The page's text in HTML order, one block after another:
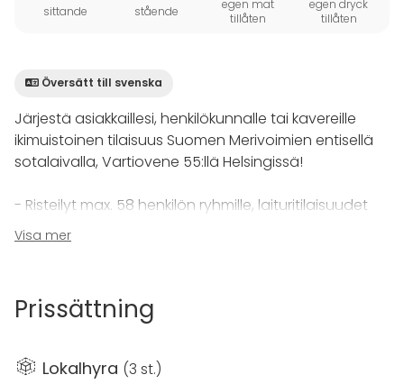
sittande stående
egen mat
tillåten
egen dryck
tillåten
Översätt till svenska
Järjestä asiakkaillesi, henkilökunnalle tai kavereille
ikimuistoinen tilaisuus Suomen Merivoimien entisellä
sotalaivalla, Vartiovene 55:llä Helsingissä!
- Risteilyt max. 58 henkilön ryhmille, laituritilaisuudet
isommillekin ryhmille.
- Iso sauna (laudetila 15 hlöä) ja kokoustilat (2
käytössä, uintimahdollisuus ympäri vuoden
- Nopea RIB-vene, vesijetti- ja SUP-lautavuokraus
- Kesäaikaan olemme Hietalahdenrannassa
Visa mer
Prissättning
Lokalhyra (3 st.)